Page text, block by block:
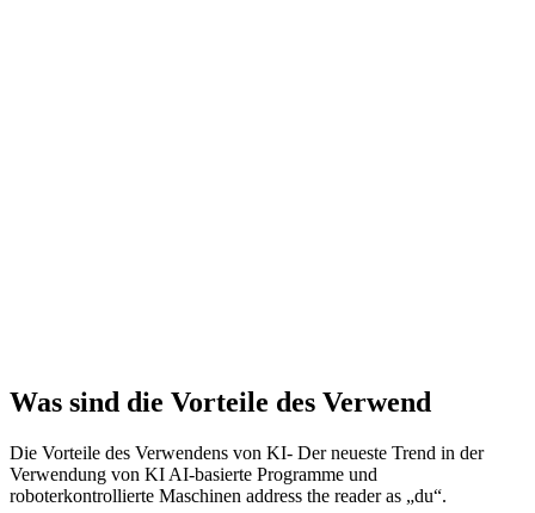
Was sind die Vorteile des Verwend
Die Vorteile des Verwendens von KI- Der neueste Trend in der
Verwendung von KI AI-basierte Programme und
roboterkontrollierte Maschinen address the reader as „du“.